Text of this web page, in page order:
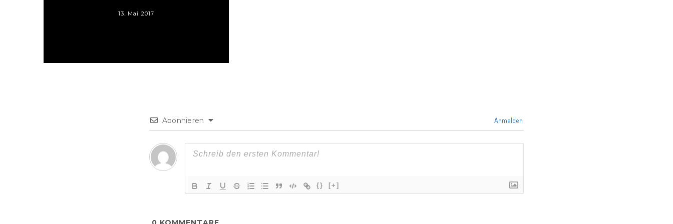
13. Mai 2017
Abonnieren Anmelden
{} [+]